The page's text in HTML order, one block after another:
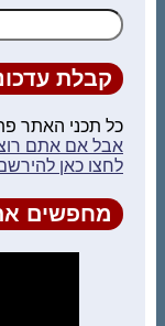
חיפוש:
קבלת
כל תכני האתר
אבל אם אתם
לחצו כאן
מחפשים